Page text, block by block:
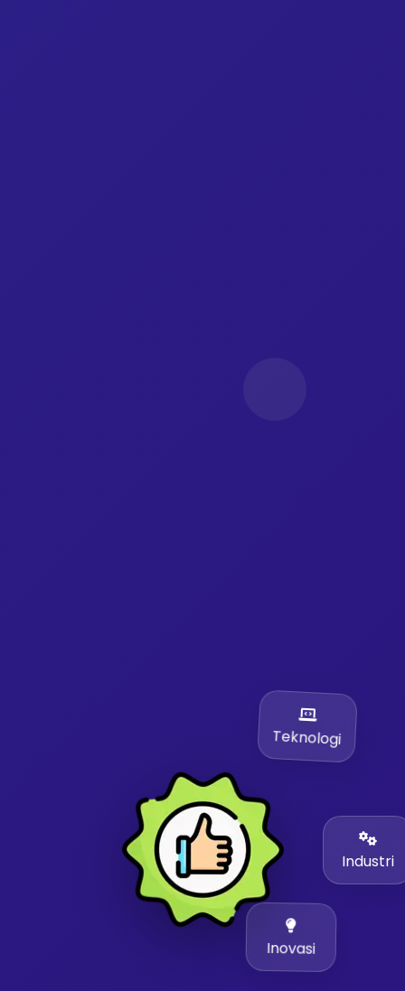
Teknologi
Industri
Inovasi